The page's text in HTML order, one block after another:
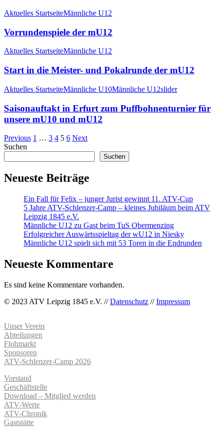
Aktuelles StartseiteMännliche U12
Vorrundenspiele der mU12
Aktuelles StartseiteMännliche U12
Start in die Meister- und Pokalrunde der mU12
Aktuelles StartseiteMännliche U10Männliche U12slider
Saisonauftakt in Erfurt zum Puffbohnenturnier für
unsere mU10 und mU12
Previous 1 … 3 4 5 6 Next
Suchen
Suchen
Neueste Beiträge
Ein Fall für Felix – junger Jurist gewinnt 11. ATV-Cup
5 Jahre ATV-Schlenzer-Camp – kleines Jubiläum beim ATV
Leipzig 1845 e.V.
Männliche U12 zu Gast beim TuS Obermenzing
Erfolgreicher Auswärtsspieltag der wU12 in Niesky
Männliche U12 spielt sich mit 53 Toren in die Endrunden
Neueste Kommentare
Es sind keine Kommentare vorhanden.
© 2023 ATV Leipzig 1845 e.V. //Datenschutz //Impressum
Unser Verein
Abteilungen
Flohmarkt
Sponsoren
ATV-Schlenzer-Camp 2026
Vorstand
Geschäftstelle
Download – Mitglied werden
ATV-Werte
ATV-Chronik
Gaststätte